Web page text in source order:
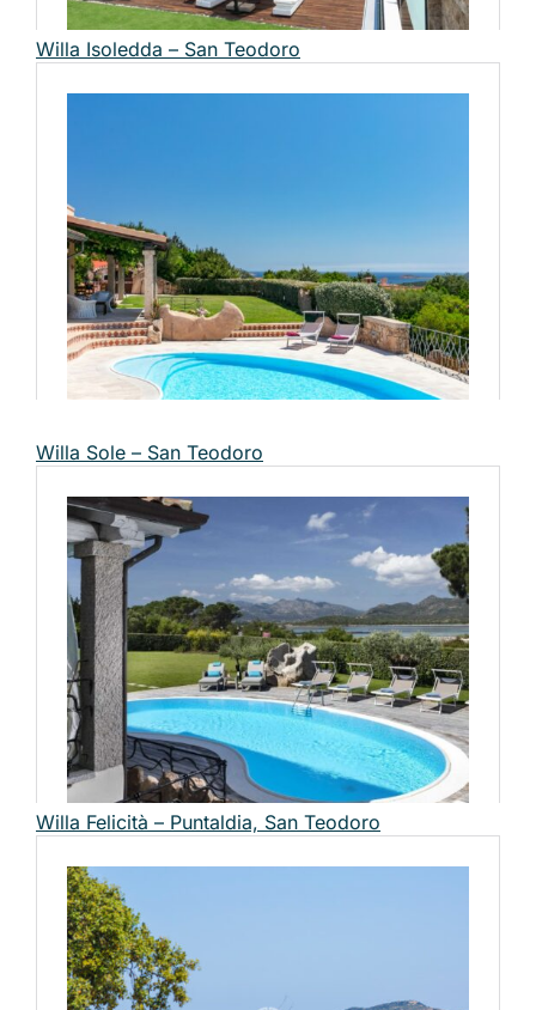
Willa Isoledda – San Teodoro
Willa Sole – San Teodoro
Willa Felicità – Puntaldia, San Teodoro